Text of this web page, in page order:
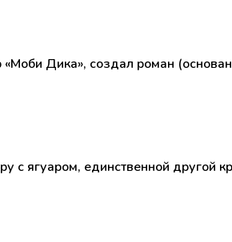
Дика», создал роман
с ягуаром, единственной другой